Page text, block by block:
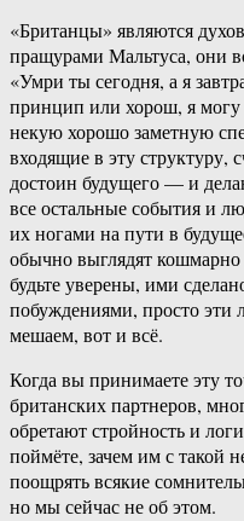
«Британцы» являются
пращурами Мальтуса, они
«Умри ты сегодня, а я
принцип или хорош, я могу
некую хорошо заметную
входящие в эту структуру,
достоин будущего — и
все остальные события и
их ногами на пути в
обычно выглядят кошмарно
будьте уверены, ими
побуждениями, просто
мешаем, вот и всё.
Когда вы принимаете эту
британских партнеров,
обретают стройность и
поймёте, зачем им с такой
поощрять всякие
но мы сейчас не об этом.